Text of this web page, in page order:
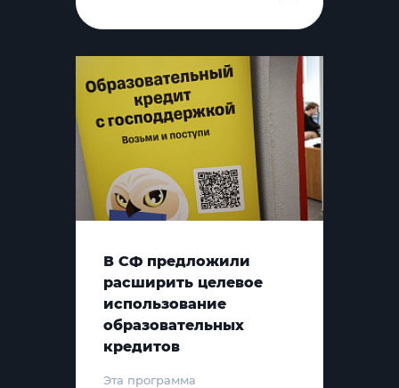
В СФ предложили
расширить целевое
использование
образовательных
кредитов
Эта программа